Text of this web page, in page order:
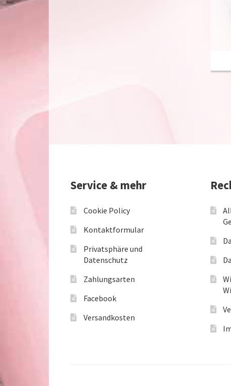
Service & mehr
Cookie Policy
Kontaktformular
Privatsphäre und
Datenschutz
Zahlungsarten
Facebook
Versandkosten